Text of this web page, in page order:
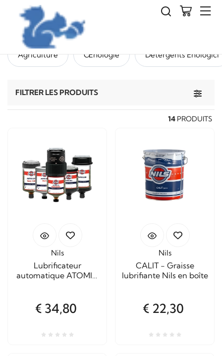
Nils
Agriculture Œnologie Détergents Enologici
Toggle
FILTRER LES PRODUITS
14 PRODUITS
Nils
Lubrificateur
automatique ATOMIC
€ 34,80
Nils
CALIT - Graisse
lubrifiante Nils en boîte
€ 22,30